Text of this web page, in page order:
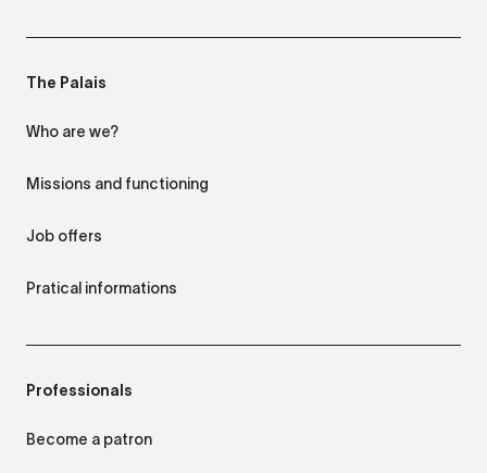
The Palais
Who are we?
Missions and functioning
Job offers
Pratical informations
Professionals
Become a patron